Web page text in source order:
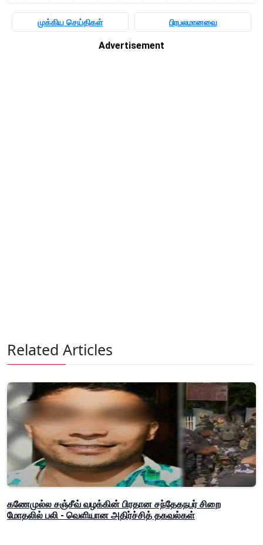
முக்கிய செய்திகள் பிரபலமானவை
Advertisement
Related Articles
கணேமுல்ல சஞ்சீவ் வழக்கின் பிரதான சந்தேகநபர் சிறை
மோதலில் பலி - வெளியான அதிர்ச்சித் தகவல்கள்